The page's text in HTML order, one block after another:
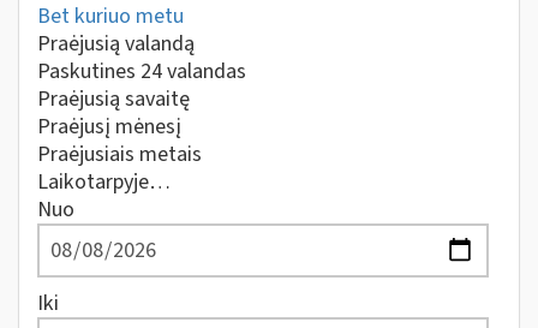
Bet kuriuo metu
Praėjusią valandą
Paskutines 24 valandas
Praėjusią savaitę
Praėjusį mėnesį
Praėjusiais metais
Laikotarpyje…
Nuo
Iki